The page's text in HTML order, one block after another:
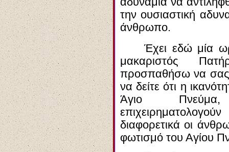
την ουσιαστική
άνθρωπο.
Έχει εδώ μία
μακαριστός
προσπαθήσω να
να δείτε ότι η
ΆγιοΠνεύμα,
διαφορετικά οι
φωτισμό του Αγίου